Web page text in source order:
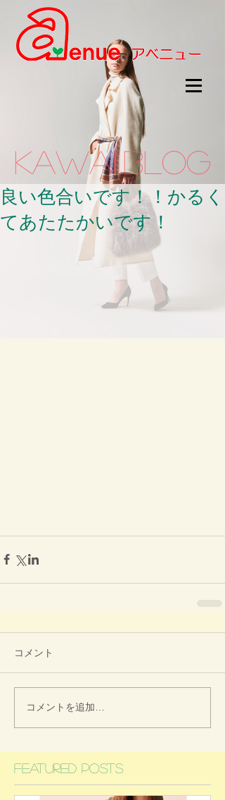
kawaii.BLOG
良い色合いです！！かるく
てあたたかいです！
コメント
コメントを追加…
Featured Posts